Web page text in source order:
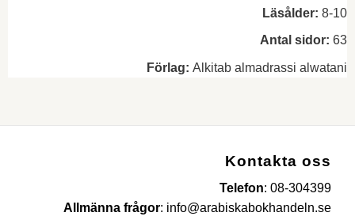
Läsålder: 8-10
Antal sidor: 63
Förlag: Alkitab almadrassi alwatani
Kontakta oss
Telefon: 08-304399
Allmänna frågor: info@arabiskabokhandeln.se